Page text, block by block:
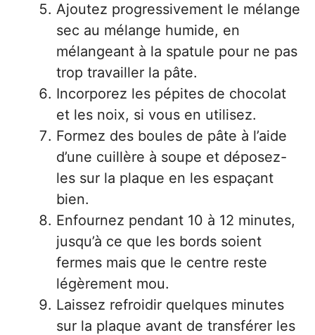
Ajoutez progressivement le mélange
sec au mélange humide, en
mélangeant à la spatule pour ne pas
trop travailler la pâte.
Incorporez les pépites de chocolat
et les noix, si vous en utilisez.
Formez des boules de pâte à l’aide
d’une cuillère à soupe et déposez-
les sur la plaque en les espaçant
bien.
Enfournez pendant 10 à 12 minutes,
jusqu’à ce que les bords soient
fermes mais que le centre reste
légèrement mou.
Laissez refroidir quelques minutes
sur la plaque avant de transférer les